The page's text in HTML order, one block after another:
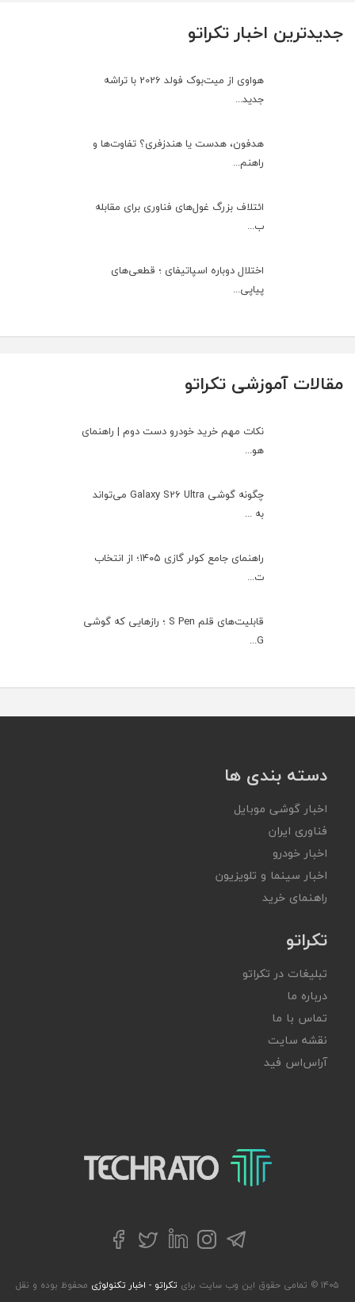
جدیدترین اخبار تکراتو
هواوی از میت‌بوک فولد 2026 با تراشه
جدید...
هدفون، هدست یا هندزفری؟ تفاوت‌ها و
راهنم...
ائتلاف بزرگ غول‌های فناوری برای مقابله
ب...
اختلال دوباره اسپاتیفای ؛ قطعی‌های
پیاپی...
مقالات آموزشی تکراتو
نکات مهم خرید خودرو دست دوم | راهنمای
هو...
چگونه گوشی Galaxy S26 Ultra می‌تواند
به ...
راهنمای جامع کولر گازی ۱۴۰۵؛ از انتخاب
ت...
قابلیت‌های قلم S Pen ؛ رازهایی که گوشی
G...
دسته بندی ها
اخبار گوشی موبایل
فناوری ایران
اخبار خودرو
اخبار سینما و تلویزیون
راهنمای خرید
تکراتو
تبلیغات در تکراتو
درباره ما
تماس با ما
نقشه سایت
آر‌اس‌اس فید
تکراتو – زندگی با تکنولوژی
تلگراماینستاگرام
لینکداینتوییترفیسبوک
۱۴۰۵ © تمامی حقوق این وب سایت برای تکراتو - اخبار تکنولوژی محفوظ بوده و نقل